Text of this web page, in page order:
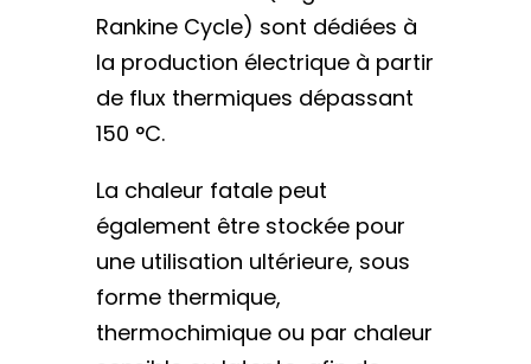
Rankine Cycle) sont dédiées à
la production électrique à partir
de flux thermiques dépassant
150 °C.
La chaleur fatale peut
également être stockée pour
une utilisation ultérieure, sous
forme thermique,
thermochimique ou par chaleur